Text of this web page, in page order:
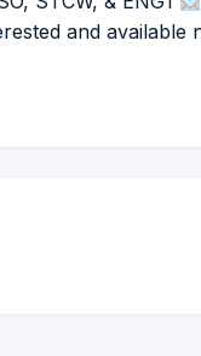
and